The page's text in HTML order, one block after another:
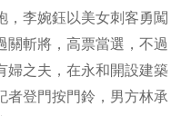
，李婉鈺以美女刺客勇闖
關斬將，高票當選，不過
婦之夫，在永和開設建築
者登門按門鈴，男方林承